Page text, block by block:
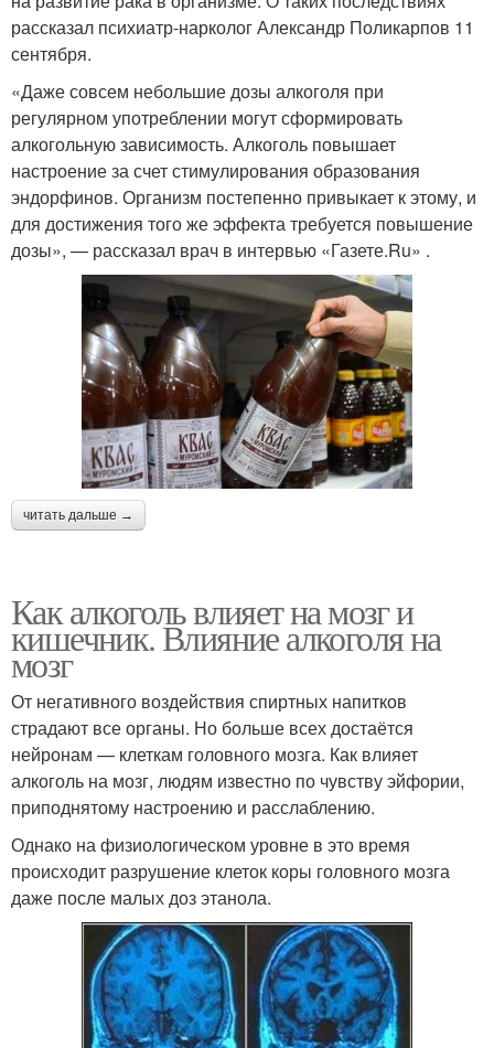
рассказал психиатр-нарколог Александр Поликарпов 11
сентября.
«Даже совсем небольшие дозы алкоголя при
регулярном употреблении могут сформировать
алкогольную зависимость. Алкоголь повышает
настроение за счет стимулирования образования
эндорфинов. Организм постепенно привыкает к этому, и
для достижения того же эффекта требуется повышение
дозы», — рассказал врач в интервью «Газете.Ru» .
читать дальше →
Как алкоголь влияет на мозг и
кишечник. Влияние алкоголя на
мозг
От негативного воздействия спиртных напитков
страдают все органы. Но больше всех достаётся
нейронам — клеткам головного мозга. Как влияет
алкоголь на мозг, людям известно по чувству эйфории,
приподнятому настроению и расслаблению.
Однако на физиологическом уровне в это время
происходит разрушение клеток коры головного мозга
даже после малых доз этанола.